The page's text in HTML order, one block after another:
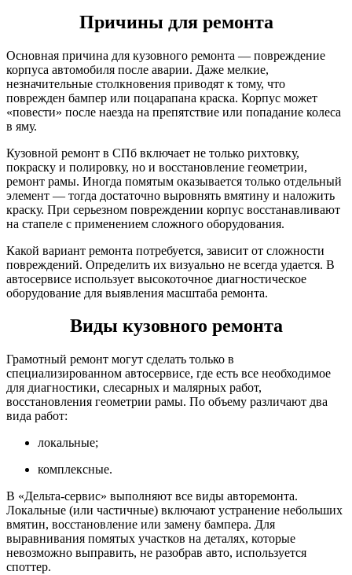
Причины для ремонта
Основная причина для кузовного ремонта — повреждение
корпуса автомобиля после аварии. Даже мелкие,
незначительные столкновения приводят к тому, что
поврежден бампер или поцарапана краска. Корпус может
«повести» после наезда на препятствие или попадание колеса
в яму.
Кузовной ремонт в СПб включает не только рихтовку,
покраску и полировку, но и восстановление геометрии,
ремонт рамы. Иногда помятым оказывается только отдельный
элемент — тогда достаточно выровнять вмятину и наложить
краску. При серьезном повреждении корпус восстанавливают
на стапеле с применением сложного оборудования.
Какой вариант ремонта потребуется, зависит от сложности
повреждений. Определить их визуально не всегда удается. В
автосервисе использует высокоточное диагностическое
оборудование для выявления масштаба ремонта.
Виды кузовного ремонта
Грамотный ремонт могут сделать только в
специализированном автосервисе, где есть все необходимое
для диагностики, слесарных и малярных работ,
восстановления геометрии рамы. По объему различают два
вида работ:
локальные;
комплексные.
В «Дельта-сервис» выполняют все виды авторемонта.
Локальные (или частичные) включают устранение небольших
вмятин, восстановление или замену бампера. Для
выравнивания помятых участков на деталях, которые
невозможно выправить, не разобрав авто, используется
споттер.